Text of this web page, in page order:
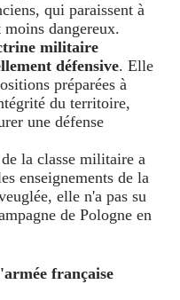
qui paraissent à
dangereux.
militaire
défensive. Elle
préparées à
du territoire,
une défense
la classe militaire a
enseignements de la
elle n'a pas su
de Pologne en
française